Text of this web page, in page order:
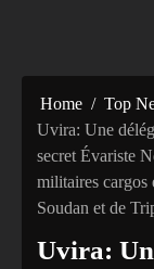
Home
Top
‎Uvira: Une
secret Évariste
militaires cargos
Soudan et de
‎Uvira: